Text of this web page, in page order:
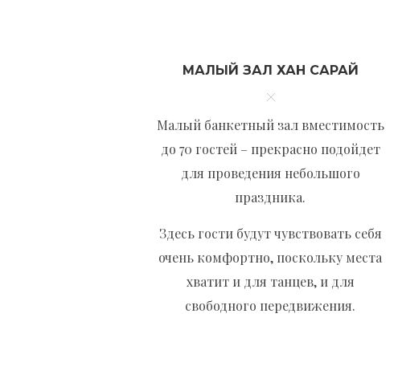
МАЛЫЙ ЗАЛ ХАН САРАЙ
Малый банкетный зал вместимость
до 70 гостей – прекрасно подойдет
для проведения небольшого
праздника.
Здесь гости будут чувствовать себя
очень комфортно, поскольку места
хватит и для танцев, и для
свободного передвижения.